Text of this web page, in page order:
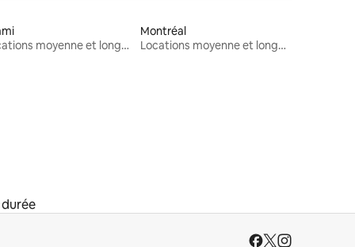
Locations moyenne et longue durée
Montréal
Locations moyenne et longue durée